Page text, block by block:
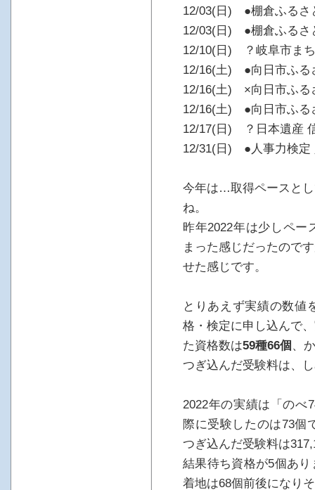
12/03(日) ●棚倉ふるさ
12/03(日) ●棚倉ふるさ
12/10(日) ？岐阜市ま
12/16(土) ●向日市ふる
12/16(土) ×向日市ふる
12/16(土) ●向日市ふる
12/17(日) ？日本遺産
12/31(日) ●人事力検定
今年は…取得ペースと
ね。
昨年2022年は少しペー
まった感じだったので
せた感じです。
とりあえず実績の数値
格・検定に申し込んで
た資格数は59種66個 、
つぎ込んだ受験料は、
2022年の実績は「のべ
際に受験したのは73個
つぎ込んだ受験料は
結果待ち資格が5個あ
着地は68個前後になり